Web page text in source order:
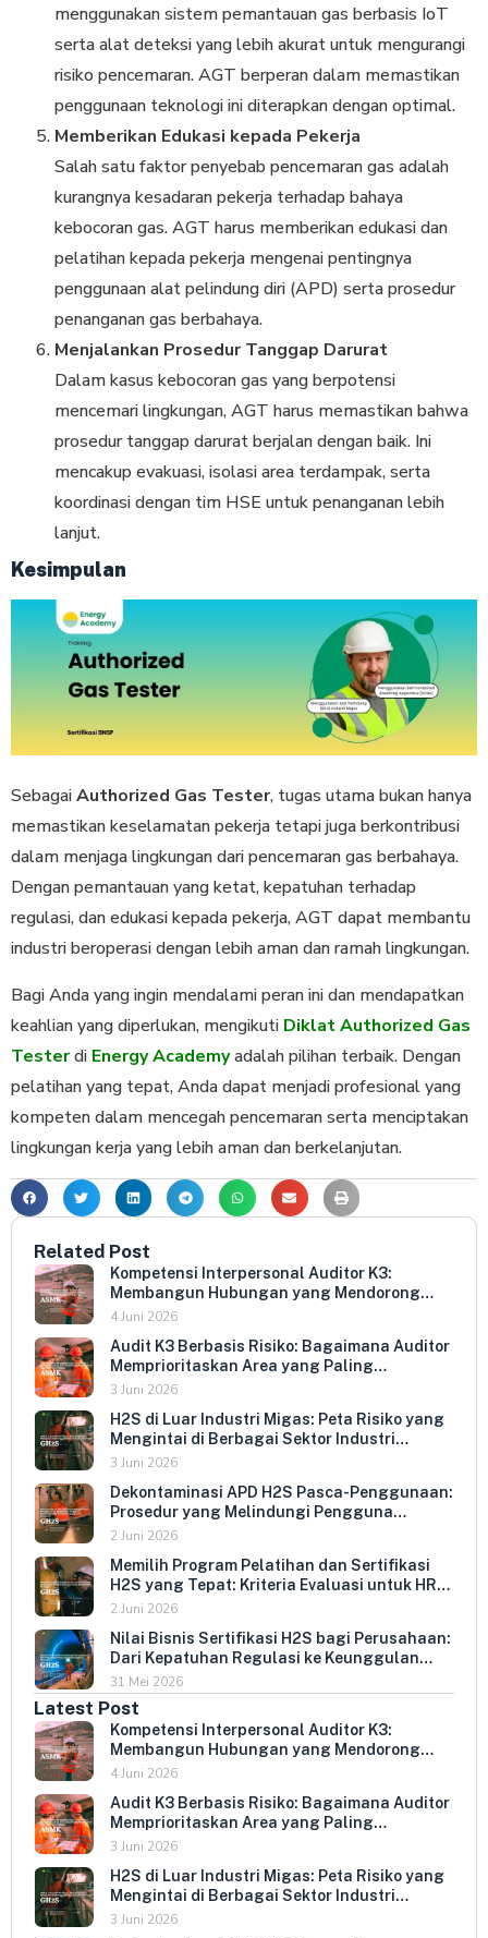
menggunakan sistem pemantauan gas berbasis IoT
serta alat deteksi yang lebih akurat untuk mengurangi
risiko pencemaran. AGT berperan dalam memastikan
penggunaan teknologi ini diterapkan dengan optimal.
Memberikan Edukasi kepada Pekerja
Salah satu faktor penyebab pencemaran gas adalah
kurangnya kesadaran pekerja terhadap bahaya
kebocoran gas. AGT harus memberikan edukasi dan
pelatihan kepada pekerja mengenai pentingnya
penggunaan alat pelindung diri (APD) serta prosedur
penanganan gas berbahaya.
Menjalankan Prosedur Tanggap Darurat
Dalam kasus kebocoran gas yang berpotensi
mencemari lingkungan, AGT harus memastikan bahwa
prosedur tanggap darurat berjalan dengan baik. Ini
mencakup evakuasi, isolasi area terdampak, serta
koordinasi dengan tim HSE untuk penanganan lebih
lanjut.
Kesimpulan
SebagaiAuthorized Gas Tester, tugas utama bukan hanya
memastikan keselamatan pekerja tetapi juga berkontribusi
dalam menjaga lingkungan dari pencemaran gas berbahaya.
Dengan pemantauan yang ketat, kepatuhan terhadap
regulasi, dan edukasi kepada pekerja, AGT dapat membantu
industri beroperasi dengan lebih aman dan ramah lingkungan.
Bagi Anda yang ingin mendalami peran ini dan mendapatkan
keahlian yang diperlukan, mengikuti Diklat Authorized Gas
Testerdi Energy Academyadalah pilihan terbaik. Dengan
pelatihan yang tepat, Anda dapat menjadi profesional yang
kompeten dalam mencegah pencemaran serta menciptakan
lingkungan kerja yang lebih aman dan berkelanjutan.
Related Post
Kompetensi Interpersonal Auditor K3:
Membangun Hubungan yang Mendorong
Keterbukaan dan Kepatuhan Sukarela
4 Juni 2026
Audit K3 Berbasis Risiko: Bagaimana Auditor
Memprioritaskan Area yang Paling
Menentukan Kepatuhan Perusahaan
3 Juni 2026
H2S di Luar Industri Migas: Peta Risiko yang
Mengintai di Berbagai Sektor Industri
Indonesia
3 Juni 2026
Dekontaminasi APD H2S Pasca-Penggunaan:
Prosedur yang Melindungi Pengguna
Berikutnya dan Memperpanjang Umur
2 Juni 2026
Memilih Program Pelatihan dan Sertifikasi
H2S yang Tepat: Kriteria Evaluasi untuk HR
dan HSE Manager
2 Juni 2026
Nilai Bisnis Sertifikasi H2S bagi Perusahaan:
Dari Kepatuhan Regulasi ke Keunggulan
Kompetitif
31 Mei 2026
Latest Post
Kompetensi Interpersonal Auditor K3:
Membangun Hubungan yang Mendorong
Keterbukaan dan Kepatuhan Sukarela
4 Juni 2026
Audit K3 Berbasis Risiko: Bagaimana Auditor
Memprioritaskan Area yang Paling
Menentukan Kepatuhan Perusahaan
3 Juni 2026
H2S di Luar Industri Migas: Peta Risiko yang
Mengintai di Berbagai Sektor Industri
Indonesia
3 Juni 2026